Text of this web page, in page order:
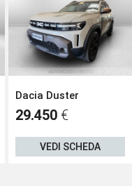
Dacia Duster
29.450€
VEDI SCHEDA